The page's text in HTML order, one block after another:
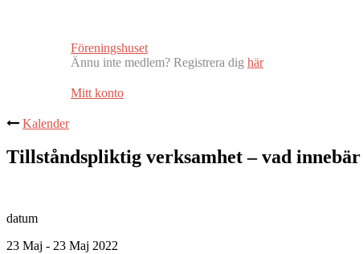
Föreningshuset
Ännu inte medlem? Registrera dig här
Mitt konto
Kalender
Tillståndspliktig verksamhet – vad
datum
23 Maj - 23 Maj 2022